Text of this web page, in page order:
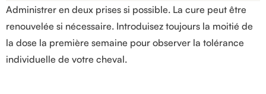
Administrer en deux prises si possible. La cure peut être
renouvelée si nécessaire. Introduisez toujours la moitié de
la dose la première semaine pour observer la tolérance
individuelle de votre cheval.